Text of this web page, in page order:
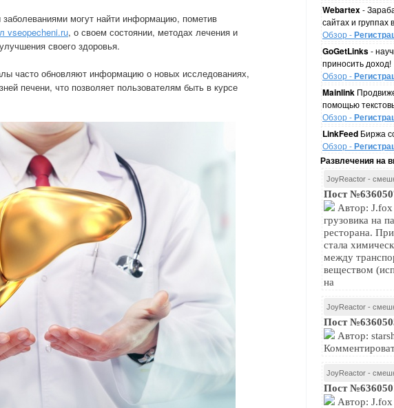
Webartex-
сайтах и группах
Обзор -
GoGetLinks-
приносить доход!
Обзор -
Mainlink
помощью
Обзор -
LinkFeed Биржа
Обзор -
Развлечения на
JoyReactor -
Пост
Автор:
грузовика на
ресторана.
стала
между
веществом
на
JoyReactor -
Пост
Автор:
JoyReactor -
Пост
Автор: J.fox
могут найти информацию, пометив
vseopecheni.ru, о своем состоянии, методах лечения и
своего здоровья.
часто обновляют информацию о новых исследованиях,
печени, что позволяет пользователям быть в курсе